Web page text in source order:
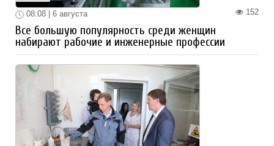
152
08:08 | 6 августа
Все большую популярность среди женщин
набирают рабочие и инженерные профессии